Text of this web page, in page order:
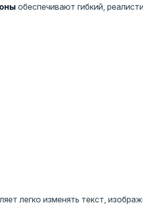
обеспечивают гибкий,
легко изменять текст,